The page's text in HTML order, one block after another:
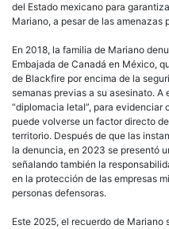
del Estado mexicano para
Mariano, a pesar de las
En 2018, la familia de Mariano
Embajada de Canadá en México,
de Blackfire por encima de la
semanas previas a su asesinato.
“diplomacia letal”, para
puede volverse un factor directo
territorio. Después de que las
la denuncia, en 2023 se presentó
señalando también la
en la protección de las empresas
personas defensoras.
Este 2025, el recuerdo de